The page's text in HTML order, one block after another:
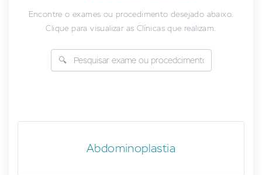
Encontre o exames ou procedimento desejado abaixo.
Clique para visualizar as Clínicas que realizam.
Abdominoplastia